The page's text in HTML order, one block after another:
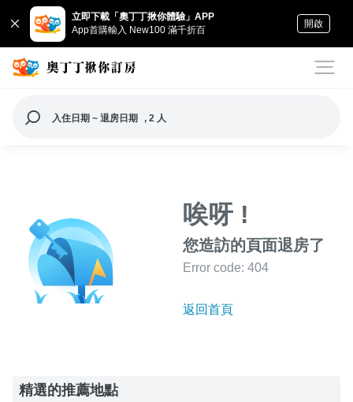
立即下載「奧丁丁揪你體驗」APP
App首購輸入 New100 滿千折百
開啟
入住日期 ~ 退房日期 , 2 人
唉呀 !
您造訪的頁面退房了
Error code: 404
返回首頁
精選的推薦地點